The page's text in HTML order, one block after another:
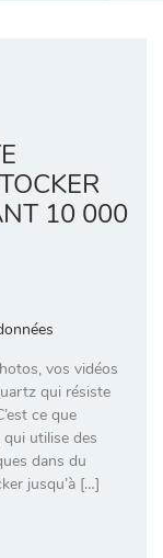
10 000
vos vidéos
qui résiste
ce que
utilise des
dans du
jusqu’à […]